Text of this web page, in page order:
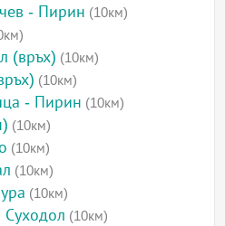
- Пирин (10км)
(връх) (10км)
(10км)
- Пирин (10км)
(10км)
(10км)
(10км)
(10км)
Суходол (10км)